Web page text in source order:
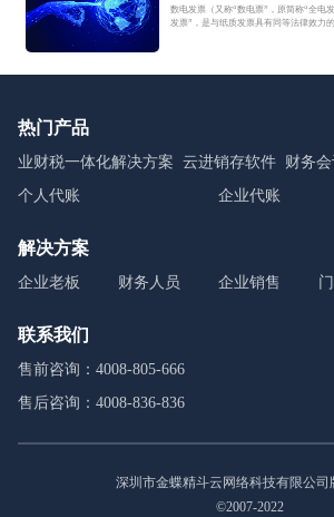
数电发票（又称“数电票”，原简称“全电
发票”，是与纸质发票具有同等法律效力
热门产品
业财税一体化解决方案 云进销存软件 财务
个人代账
企业代账
解决方案
企业老板 财务人员 企业销售
联系我们
售前咨询：4008-805-666
售后咨询：4008-836-836
深圳市金蝶精斗云网络科技有限公司
©2007-2022